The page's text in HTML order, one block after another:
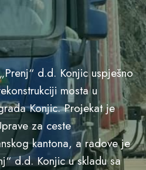
d.d. Konjic uspješno
mosta u
Konjic. Projekat je
za ceste
kantona, a radove je
d.d. Konjic u skladu sa